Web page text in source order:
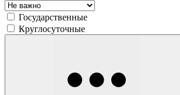
Государственные
Круглосуточные